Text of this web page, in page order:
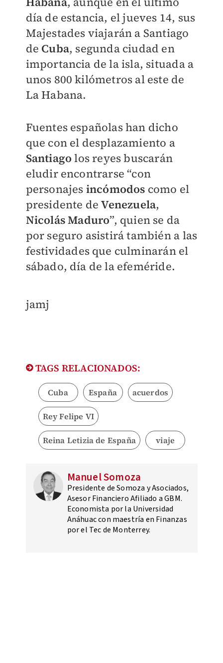
día de estancia, el jueves 14, sus
Majestades viajarán a Santiago
de Cuba, segunda ciudad en
importancia de la isla, situada a
unos 800 kilómetros al este de
La Habana.
Fuentes españolas han dicho
que con el desplazamiento a
Santiagolos reyes buscarán
eludir encontrarse “con
personajes incómodos como el
presidente deVenezuela,
Nicolás Maduro”, quien se da
por seguro asistirá también a las
festividades que culminarán el
sábado, día de la efeméride.
jamj
TAGS RELACIONADOS:
Cuba España acuerdos
Rey Felipe VI
Reina Letizia de España viaje
Manuel Somoza
Presidente de Somoza y Asociados,
Asesor Financiero Afiliado a GBM.
Economista por la Universidad
Anáhuac con maestría en Finanzas
por el Tec de Monterrey.